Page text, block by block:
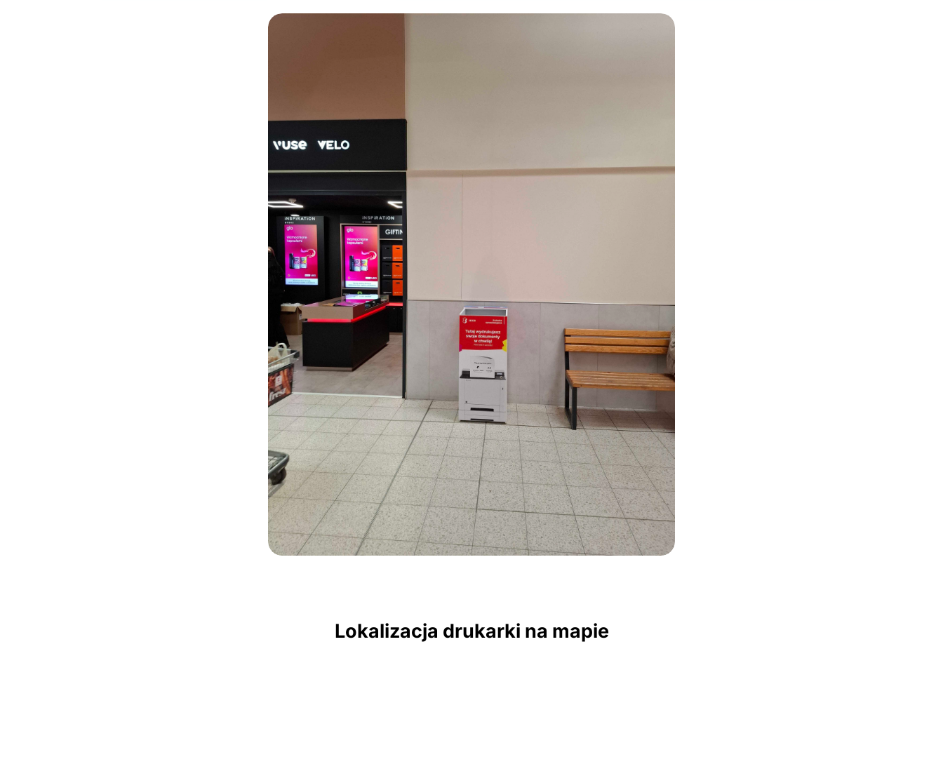
Lokalizacja drukarki na mapie